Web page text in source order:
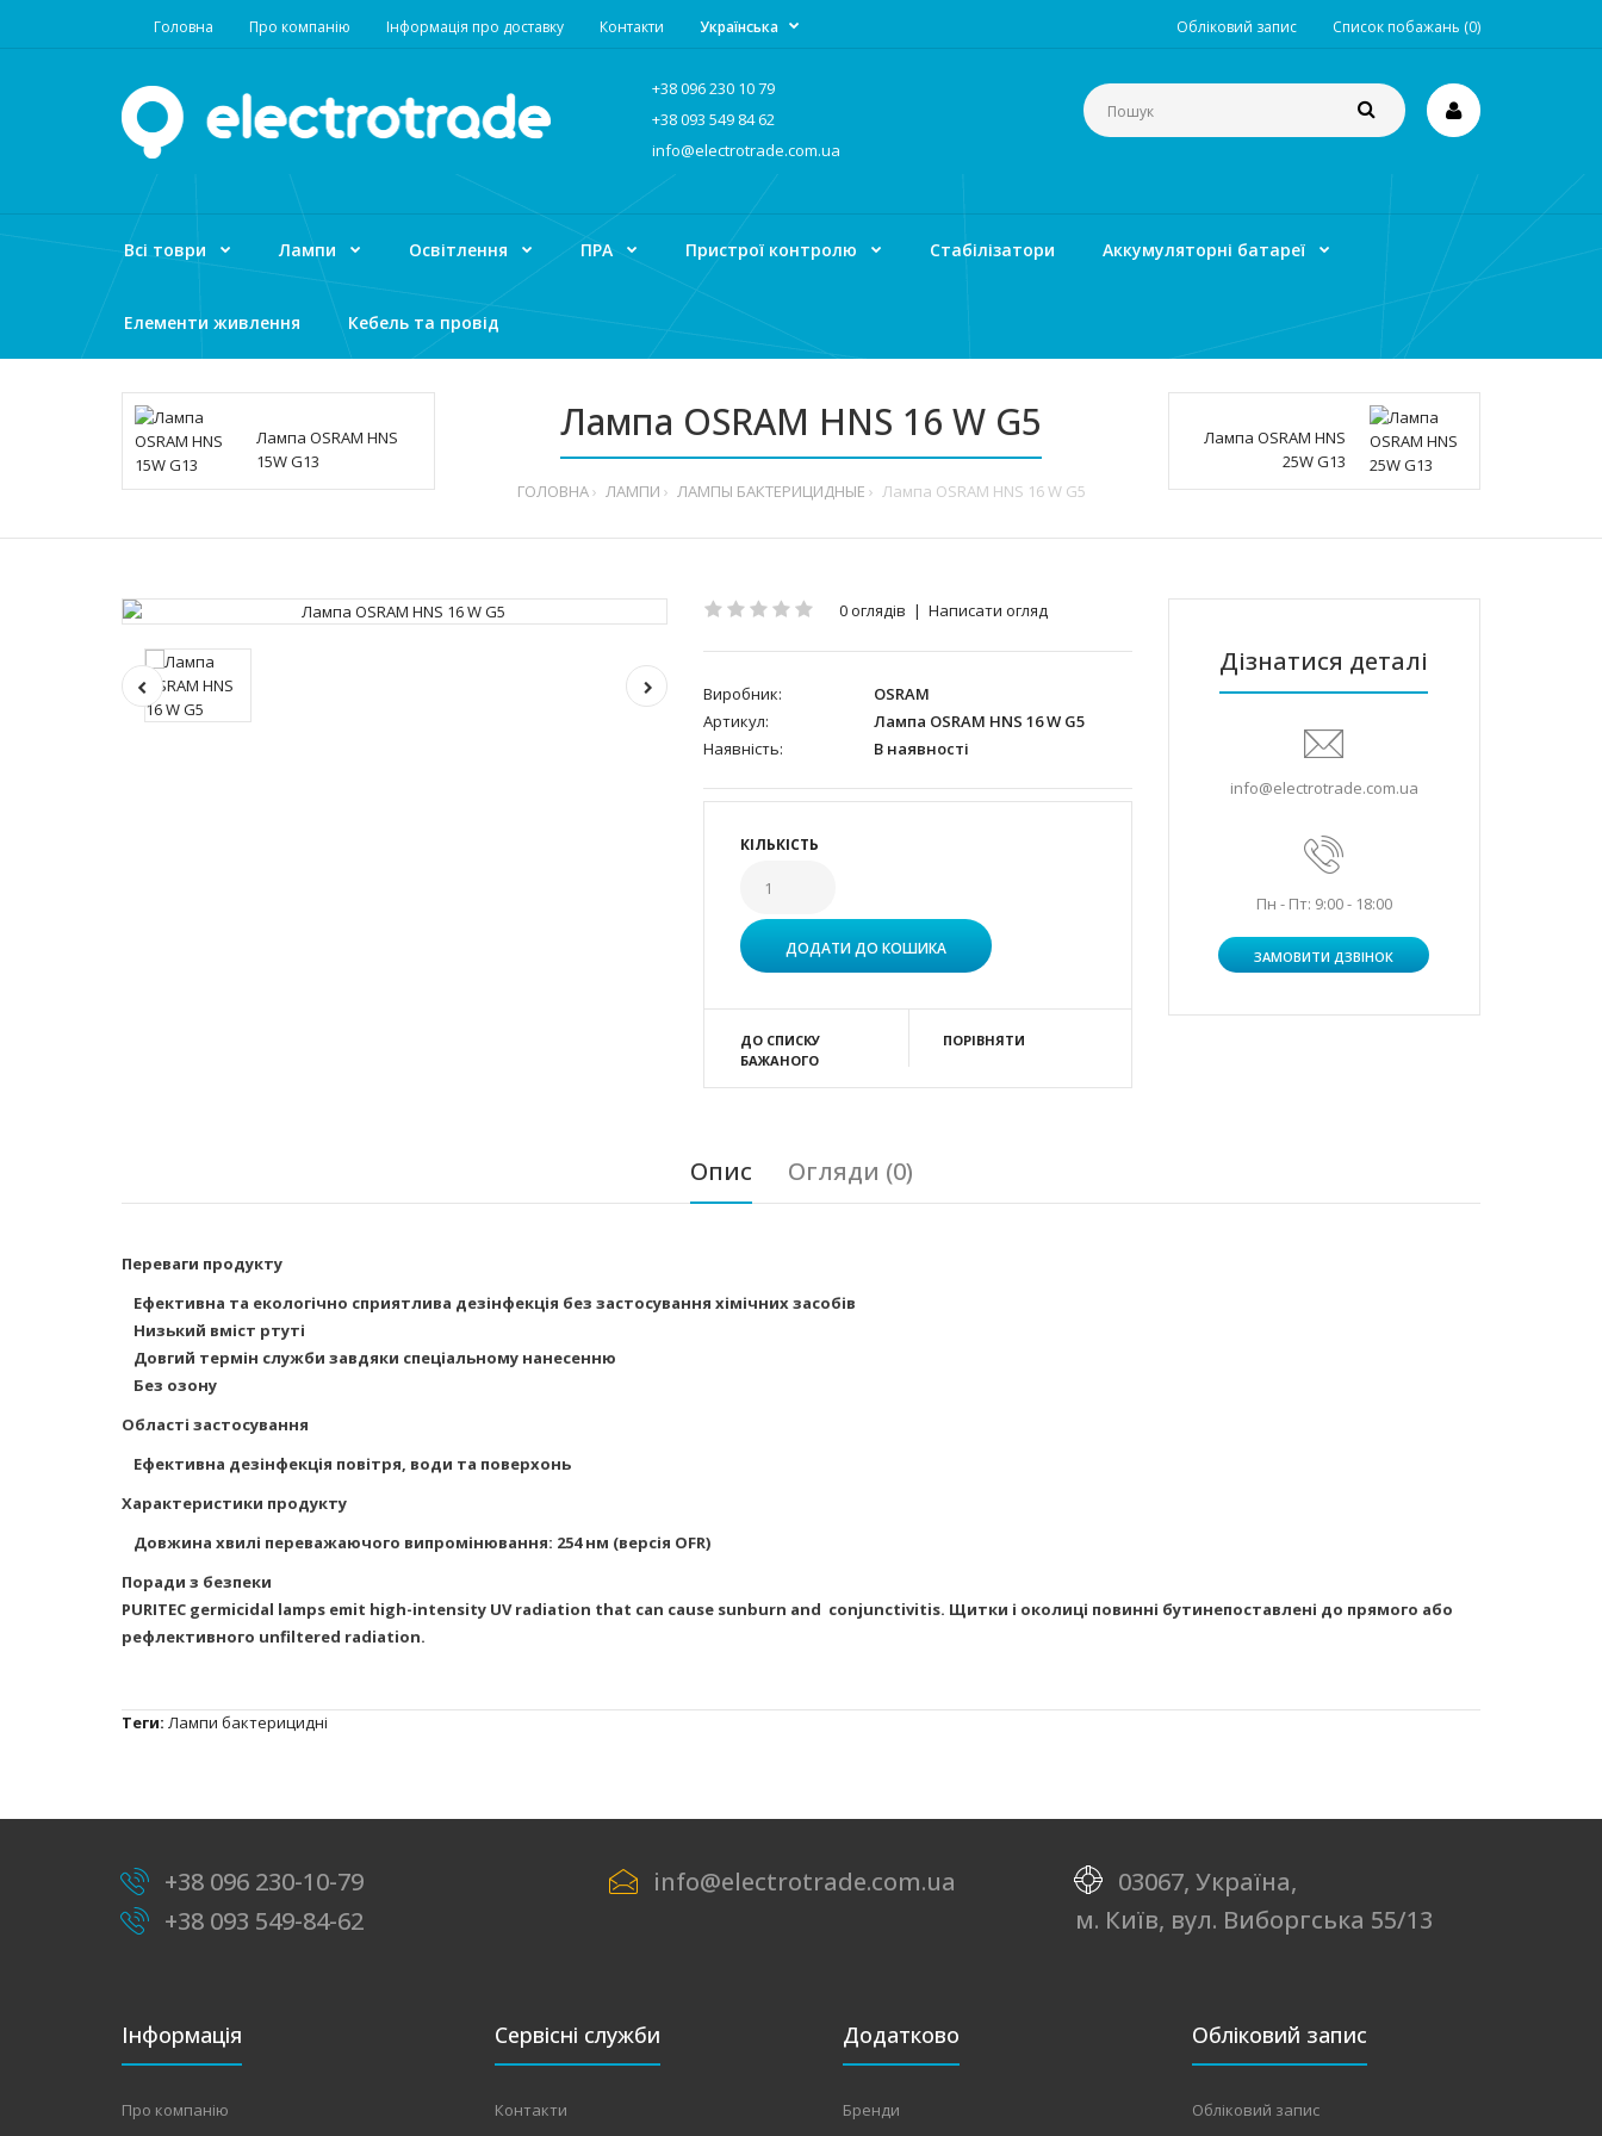
Головна Про компанію Інформація про доставку Контакти Обліковий запис Список побажань (0)
Українська
+38 096 230 10 79
+38 093 549 84 62
info@electrotrade.com.ua
Всі товри Лампи Освітлення ПРА Пристрої контролю Стабілізатори Аккумуляторні батареї
Елементи живлення Кебель та провід
Лампа OSRAM HNS
15W G13
Лампа OSRAM HNS 16 W G5
ГОЛОВНА ЛАМПИ ЛАМПЫ БАКТЕРИЦИДНЫЕ Лампа OSRAM HNS 16 W G5
Лампа OSRAM HNS
25W G13
0 оглядів | Написати огляд
Виробник:
OSRAM
Артикул:
Лампа OSRAM HNS 16 W G5
Наявність:
В наявності
КІЛЬКІСТЬ
ДО СПИСКУ
БАЖАНОГО
ПОРІВНЯТИ
Дізнатися деталі
info@electrotrade.com.ua
Пн - Пт: 9:00 - 18:00
ЗАМОВИТИ ДЗВІНОК
Опис Огляди (0)
Переваги продукту
Ефективна та екологічно сприятлива дезінфекція без застосування хімічних засобів
Низький вміст ртуті
Довгий термін служби завдяки спеціальному нанесенню
Без озону
Області застосування
Ефективна дезінфекція повітря, води та поверхонь
Характеристики продукту
Довжина хвилі переважаючого випромінювання: 254 нм (версія OFR)
Поради з безпеки
PURITEC germicidal lamps emit high-intensity UV radiation that can cause sunburn and conjunctivitis. Щитки і околиці повинні бутинепоставлені до прямого або
рефлективного unfiltered radiation.
Теги: Лампи бактерицидні
+38 096 230-10-79
+38 093 549-84-62
info@electrotrade.com.ua
03067, Україна,
м. Київ, вул. Виборгська 55/13
Інформація
Про компанію
Сервісні служби
Контакти
Додатково
Бренди
Обліковий запис
Обліковий запис